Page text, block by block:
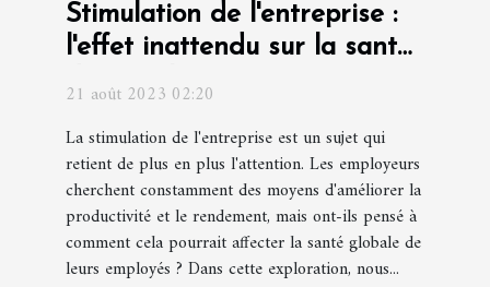
Stimulation de l'entreprise :
l'effet inattendu sur la santé
des employés
21 août 2023 02:20
La stimulation de l'entreprise est un sujet qui
retient de plus en plus l'attention. Les employeurs
cherchent constamment des moyens d'améliorer la
productivité et le rendement, mais ont-ils pensé à
comment cela pourrait affecter la santé globale de
leurs employés ? Dans cette exploration, nous...